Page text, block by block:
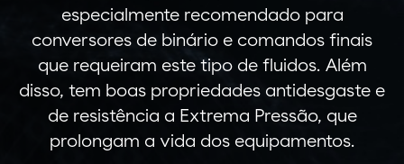
especialmente recomendado para
conversores de binário e comandos finais
que requeiram este tipo de fluidos. Além
disso, tem boas propriedades antidesgaste e
de resistência a Extrema Pressão, que
prolongam a vida dos equipamentos.